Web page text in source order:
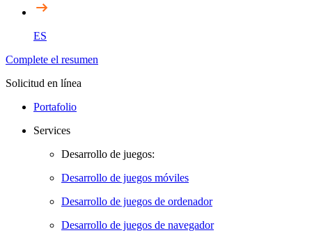
ES
Complete el resumen
Solicitud en línea
Portafolio
Services
Desarrollo de juegos:
Desarrollo de juegos móviles
Desarrollo de juegos de ordenador
Desarrollo de juegos de navegador